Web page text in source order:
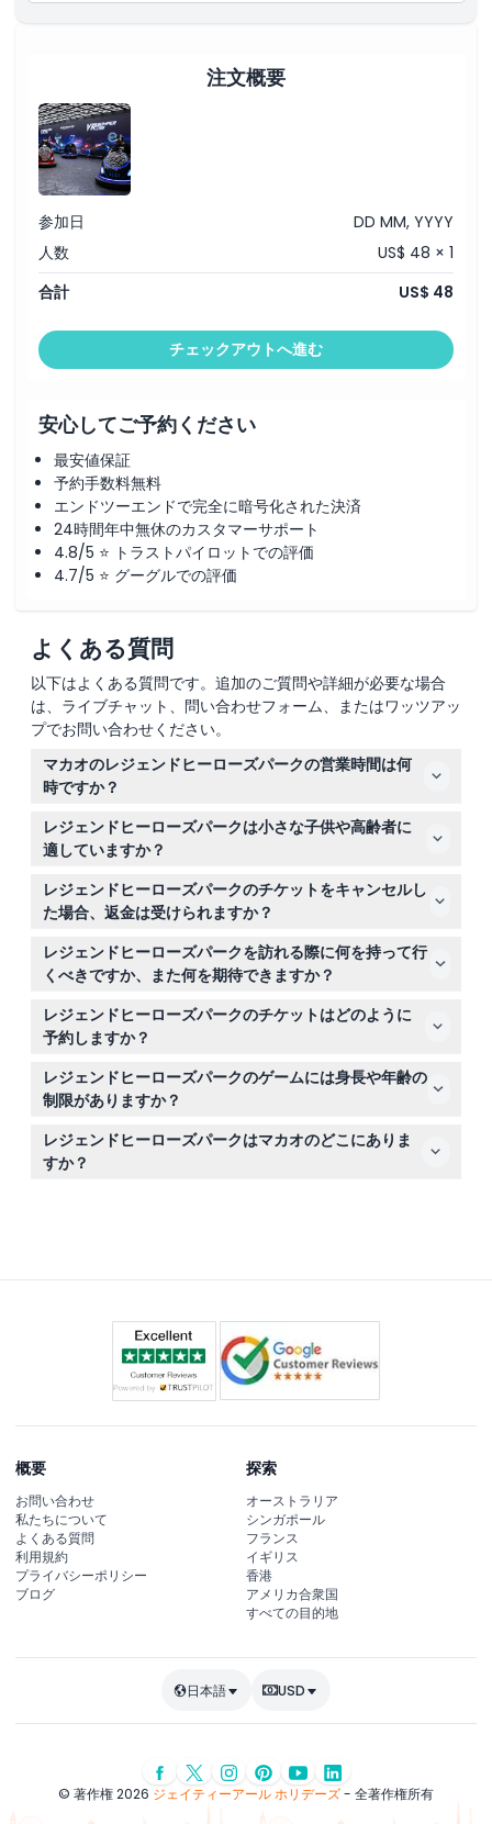
今日、レジェンドヒーローズパークへの訪問を計画し、マカオでの
ハイライト
含まれるもの
子供／大人ポリシー
営業時間
注意事項
場所
キャンセルポリシー
注文概要
参加日
DD MM, YYYY
人数
US$ 48 × 1
合計
US$ 48
チェックアウトへ進む
安心してご予約ください
最安値保証
予約手数料無料
エンドツーエンドで完全に暗号化された決済
24時間年中無休のカスタマーサポート
4.8/5 ⭐ トラストパイロットでの評価
4.7/5 ⭐ グーグルでの評価
よくある質問
以下はよくある質問です。追加のご質問や詳細が必要な場合
は、ライブチャット、問い合わせフォーム、またはワッツアッ
プでお問い合わせください。
マカオのレジェンドヒーローズパークの営業時間は何
時ですか？
レジェンドヒーローズパークは火曜日から日曜日の午後12
時から午後9時まで営業しており、最終入場は午後7時で
す。月曜日は休園日です（変更される場合がありますの
で、予約時にご確認ください）。
レジェンドヒーローズパークは小さな子供や高齢者に
適していますか？
12歳未満の子供は18歳以上の大人の同伴が必要で、2歳未
満または身長100cm未満の子供は直接パークで入場が可
能です。65歳以上の高齢者は入場無料ですが、ゲームに
は参加できません。
レジェンドヒーローズパークのチケットをキャンセルし
た場合、返金は受けられますか？
レジェンドヒーローズパークのチケットは返金不可かつキ
ャンセルできませんので、予約時に正しい日付と時間をお
選びください。
レジェンドヒーローズパークを訪れる際に何を持って行
くべきですか、また何を期待できますか？
屋内のテクノロジーとゲーム環境に適した快適な服装をお
持ちください。60以上のインタラクティブなバーチャル
リアリティや拡張現実ゲーム、4D上映、その他エキサイ
ティングなアトラクションを楽しめます。
レジェンドヒーローズパークのチケットはどのように
予約しますか？
このウェブサイト上でオンライン予約が可能で、最新の空
き状況や営業時間も確認できます。
レジェンドヒーローズパークのゲームには身長や年齢の
制限がありますか？
はい、多くのゲームに身長制限があり、12歳未満の子供は
大人の同伴が必要です。高齢者は入場無料ですが、ゲーム
には参加できません。
レジェンドヒーローズパークはマカオのどこにありま
すか？
概要
お問い合わせ
私たちについて
よくある質問
利用規約
プライバシーポリシー
ブログ
探索
オーストラリア
シンガポール
フランス
イギリス
香港
アメリカ合衆国
すべての目的地
日本語 USD
© 著作権 2026 ジェイティーアール ホリデーズ- 全著作権所有